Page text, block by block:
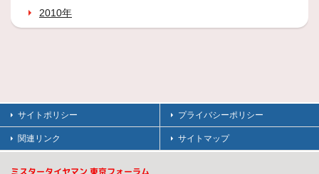
2010年
サイトポリシー プライバシーポリシー
関連リンク サイトマップ
ミスタータイヤマン 東京フォーラム